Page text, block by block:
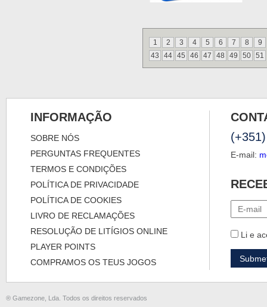
1 2 3 4 5 6 7 8
9
43
44 45 46 47 48 49 50 51
INFORMAÇÃO
SOBRE NÓS
PERGUNTAS FREQUENTES
TERMOS E CONDIÇÕES
POLÍTICA DE PRIVACIDADE
POLÍTICA DE COOKIES
LIVRO DE RECLAMAÇÕES
RESOLUÇÃO DE LITÍGIOS ONLINE
PLAYER POINTS
COMPRAMOS OS TEUS JOGOS
E-mail:
Li e
® Gamezone, Lda. Todos os direitos reservados